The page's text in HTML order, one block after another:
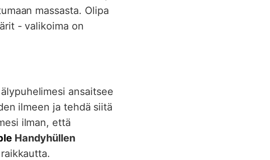
massasta. Olipa
- valikoima on
ansaitsee
ilmeen ja tehdä siitä
ilman, että
Handyhüllen